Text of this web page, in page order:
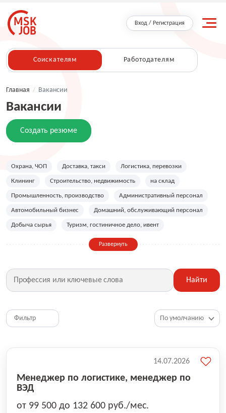
Вход / Регистрация
Соискателям Работодателям
Главная / Вакансии
Вакансии
Создать резюме
Охрана, ЧОП Доставка, такси Логистика, перевозки
Клининг Строительство, недвижимость на склад
Промышленность, производство Административный персонал
Автомобильный бизнес Домашний, обслуживающий персонал
Добыча сырья Туризм, гостиничное дело, ивент
Дизайн, искусство, ивент
Фитнес, красота, спорт Страхование
Медицина, фармацевтика Маркетинг, PR, реклама
HR, управление персоналом
Топ менеджмент, руководители
Развернуть
Найти
Фильтр
Менеджер по логистике, менеджер по
ВЭД
от 99 500 до 132 600 руб./мес.
14.07.2026